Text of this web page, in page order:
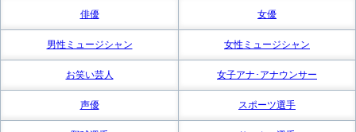
俳優 女優
男性ミュージシャン 女性ミュージシャン
お笑い芸人 女子アナ･アナウンサー
声優 スポーツ選手